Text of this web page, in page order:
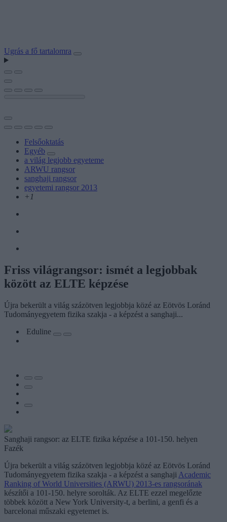
Ugrás a fő tartalomra
Felsőoktatás
Egyéb
a világ legjobb egyeteme
ARWU rangsor
sanghaji rangsor
egyetemi rangsor 2013
+1
Friss világrangsor: ismét a legjobbak
között az ELTE képzése
Újra bekerült a világ százötven legjobbja közé az Eötvös Loránd
Tudományegyetem fizika szakja - a képzést a sanghaji...
Eduline
Sanghaji rangsor: az ELTE fizika képzése a 101-150. helyen
Fazék
Újra bekerült a világ százötven legjobbja közé az Eötvös Loránd
Tudományegyetem fizika szakja - a képzést a sanghaji Academic
Ranking of World Universities (ARWU) 2013-es rangsorának
készítői a 101-150. helyre sorolták. Az ELTE ezzel megelőzte
többek között a New York University-t, a berlini, a genfi és a
barcelonai műszaki egyetemet is.